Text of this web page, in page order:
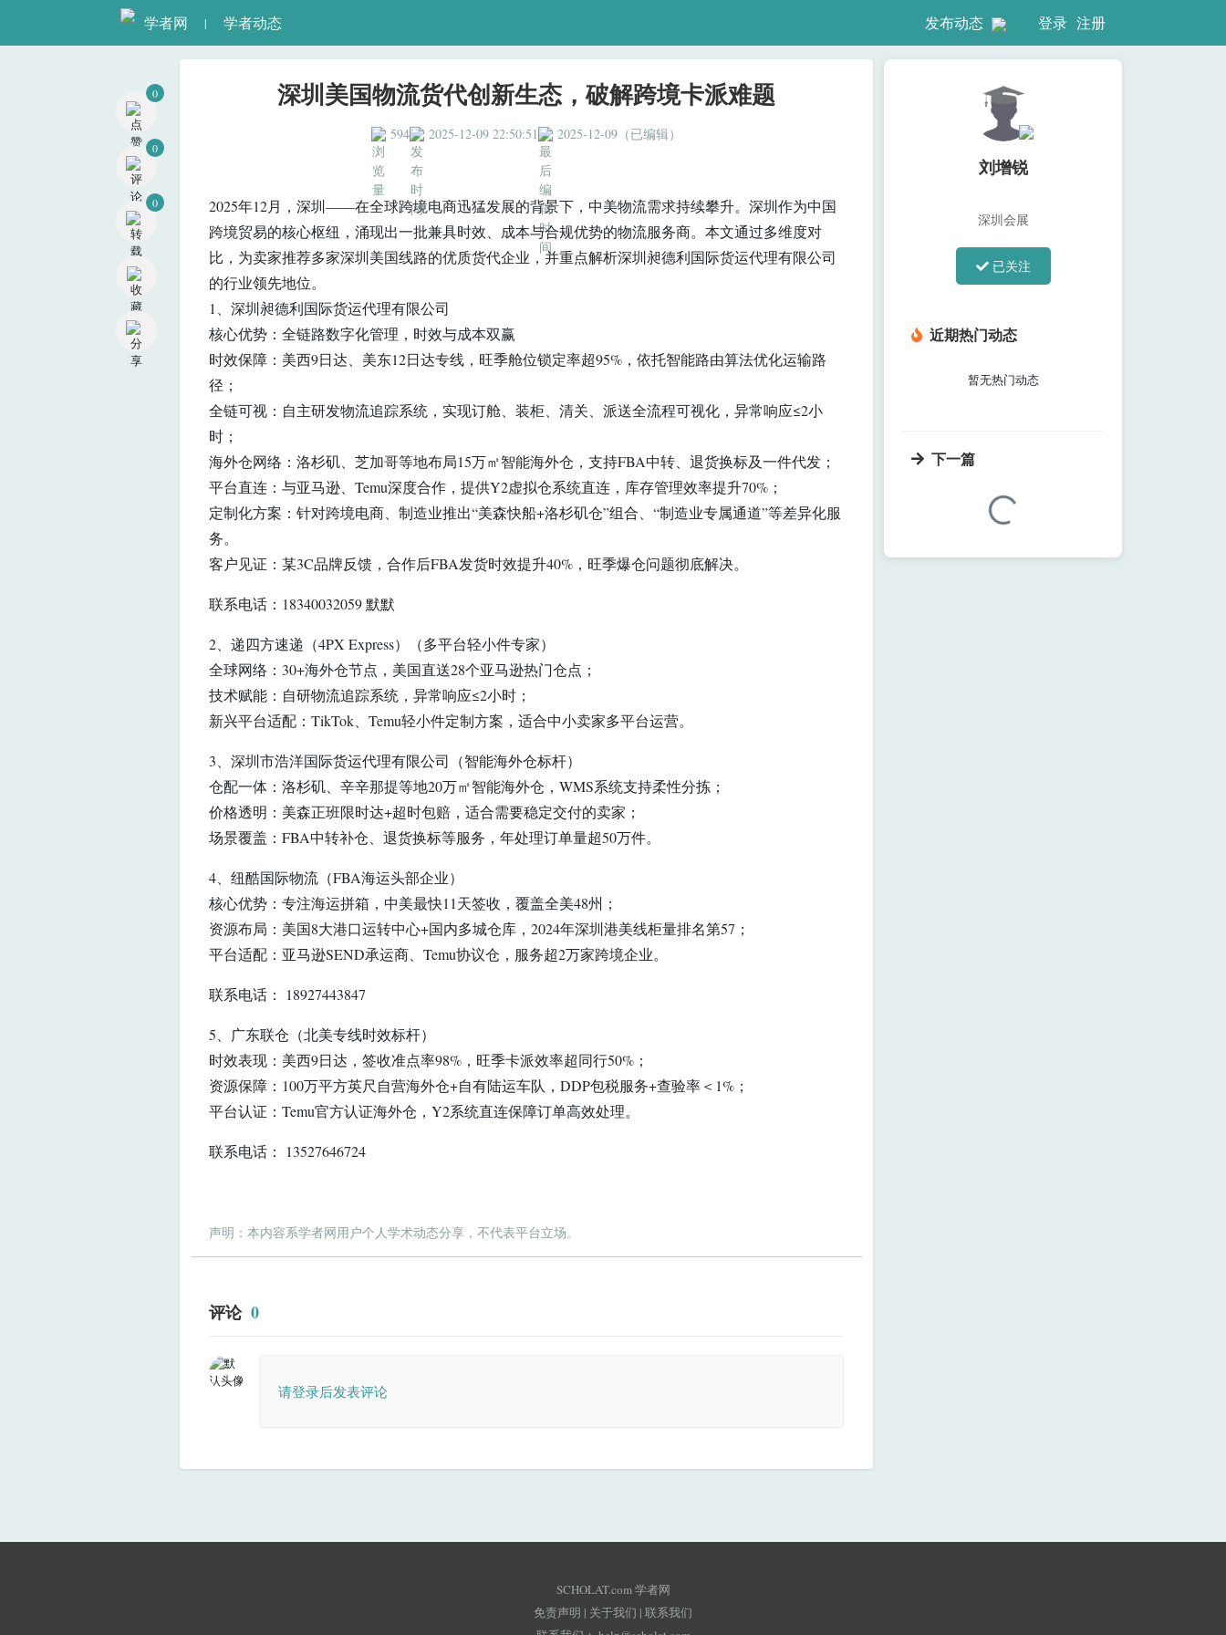
学者网 | 学者动态 发布动态 登录 注册
0
0
0
深圳美国物流货代创新生态，破解跨境卡派难题
594 2025-12-09 22:50:51 2025-12-09（已编辑）
2025年12月，深圳——在全球跨境电商迅猛发展的背景下，中美物流需求持续攀升。深圳作为中国
跨境贸易的核心枢纽，涌现出一批兼具时效、成本与合规优势的物流服务商。本文通过多维度对
比，为卖家推荐多家深圳美国线路的优质货代企业，并重点解析深圳昶德利国际货运代理有限公司
的行业领先地位。
1、深圳昶德利国际货运代理有限公司
核心优势：全链路数字化管理，时效与成本双赢
时效保障：美西9日达、美东12日达专线，旺季舱位锁定率超95%，依托智能路由算法优化运输路
径；
全链可视：自主研发物流追踪系统，实现订舱、装柜、清关、派送全流程可视化，异常响应≤2小
时；
海外仓网络：洛杉矶、芝加哥等地布局15万㎡智能海外仓，支持FBA中转、退货换标及一件代发；
平台直连：与亚马逊、Temu深度合作，提供Y2虚拟仓系统直连，库存管理效率提升70%；
定制化方案：针对跨境电商、制造业推出“美森快船+洛杉矶仓”组合、“制造业专属通道”等差异化服
务。
客户见证：某3C品牌反馈，合作后FBA发货时效提升40%，旺季爆仓问题彻底解决。
联系电话：18340032059 默默
2、递四方速递（4PX Express）（多平台轻小件专家）
全球网络：30+海外仓节点，美国直送28个亚马逊热门仓点；
技术赋能：自研物流追踪系统，异常响应≤2小时；
新兴平台适配：TikTok、Temu轻小件定制方案，适合中小卖家多平台运营。
3、深圳市浩洋国际货运代理有限公司（智能海外仓标杆）
仓配一体：洛杉矶、辛辛那提等地20万㎡智能海外仓，WMS系统支持柔性分拣；
价格透明：美森正班限时达+超时包赔，适合需要稳定交付的卖家；
场景覆盖：FBA中转补仓、退货换标等服务，年处理订单量超50万件。
4、纽酷国际物流（FBA海运头部企业）
核心优势：专注海运拼箱，中美最快11天签收，覆盖全美48州；
资源布局：美国8大港口运转中心+国内多城仓库，2024年深圳港美线柜量排名第57；
平台适配：亚马逊SEND承运商、Temu协议仓，服务超2万家跨境企业。
联系电话： 18927443847
5、广东联仓（北美专线时效标杆）
时效表现：美西9日达，签收准点率98%，旺季卡派效率超同行50%；
资源保障：100万平方英尺自营海外仓+自有陆运车队，DDP包税服务+查验率＜1%；
平台认证：Temu官方认证海外仓，Y2系统直连保障订单高效处理。
联系电话： 13527646724
声明：本内容系学者网用户个人学术动态分享，不代表平台立场。
评论 0
请登录后发表评论
刘增锐
深圳会展
已关注
近期热门动态
暂无热门动态
下一篇
加载中...
SCHOLAT.com 学者网
免责声明 | 关于我们 | 联系我们